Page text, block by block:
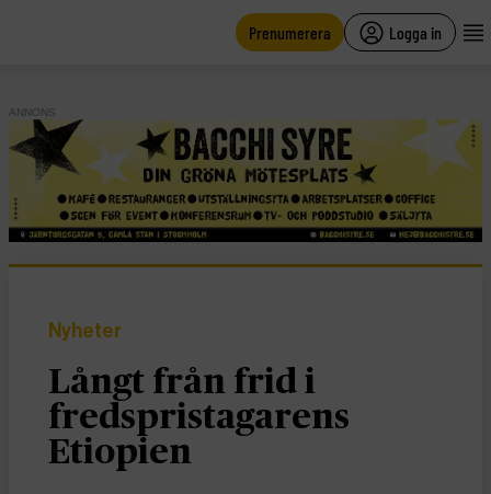
Prenumerera Logga in
ANNONS
Nyheter
Långt från frid i
fredspristagarens
Etiopien